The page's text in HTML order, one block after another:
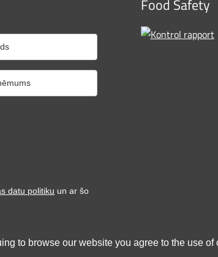
to browse our website you agree to the use of
datu politiku un ar šo
Food Safety